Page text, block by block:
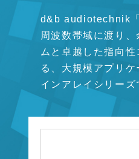
d&b audiotechnik
周波数帯域に渡り
ムと卓越した指向
る、大規模アプリケ
インアレイシリーズ